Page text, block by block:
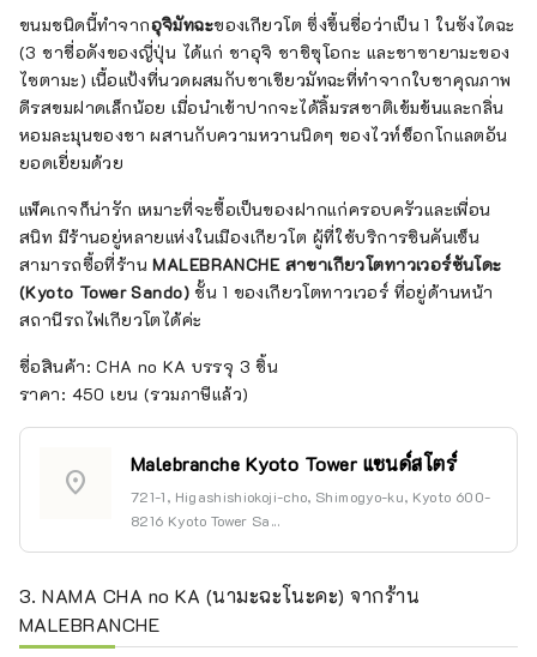
ขนมชนิดนี้ทำจากอุจิมัทฉะของเกียวโต ซึ่งขึ้นชื่อว่าเป็น 1 ในซังไดฉะ
(3 ชาชื่อดังของญี่ปุ่น ได้แก่ ชาอุจิ ชาชิซุโอกะ และชาซายามะของ
ไซตามะ) เนื้อแป้งที่นวดผสมกับชาเขียวมัทฉะที่ทำจากใบชาคุณภาพ
ดีรสขมฝาดเล็กน้อย เมื่อนำเข้าปากจะได้ลิ้มรสชาติเข้มข้นและกลิ่น
หอมละมุนของชา ผสานกับความหวานนิดๆ ของไวท์ช็อกโกแลตอัน
ยอดเยี่ยมด้วย
แพ็คเกจก็น่ารัก เหมาะที่จะซื้อเป็นของฝากแก่ครอบครัวและเพื่อน
สนิท มีร้านอยู่หลายแห่งในเมืองเกียวโต ผู้ที่ใช้บริการชินคันเซ็น
สามารถซื้อที่ร้านMALEBRANCHE สาขาเกียวโตทาวเวอร์ซันโดะ
(Kyoto Tower Sando)ชั้น 1 ของเกียวโตทาวเวอร์ ที่อยู่ด้านหน้า
สถานีรถไฟเกียวโตได้ค่ะ
ชื่อสินค้า: CHA no KA บรรจุ 3 ชิ้น
ราคา: 450 เยน (รวมภาษีแล้ว)
location_on
Malebranche Kyoto Tower แซนด์สโตร์
721-1, Higashishiokoji-cho, Shimogyo-ku, Kyoto 600-
8216 Kyoto Tower Sa...
3. NAMA CHA no KA (นามะฉะโนะคะ) จากร้าน
MALEBRANCHE